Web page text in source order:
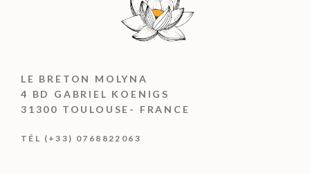
LE BRETON MOLYNA
4 BD GABRIEL KOENIGS
31300 TOULOUSE- FRANCE
TÉL (+33) 0768822063